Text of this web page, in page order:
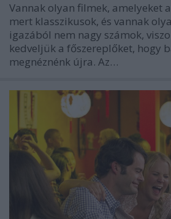
Vannak olyan filmek, amelyeket
mert klasszikusok, és vannak
igazából nem nagy számok,
kedveljük a főszereplőket, hogy
megnéznénk újra. Az…